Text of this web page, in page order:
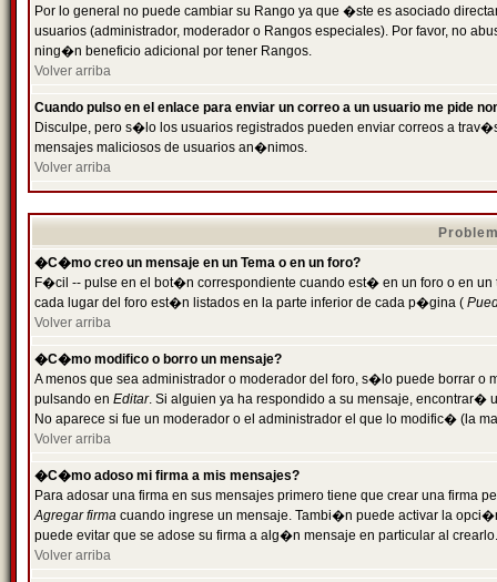
Por lo general no puede cambiar su Rango ya que �ste es asociado
usuarios (administrador, moderador o Rangos especiales). Por favor, no
ning�n beneficio adicional por tener Rangos.
Volver arriba
Cuando pulso en el enlace para enviar un correo a un usuario me pide
Disculpe, pero s�lo los usuarios registrados pueden enviar correos a
mensajes maliciosos de usuarios an�nimos.
Volver arriba
�C�mo creo un mensaje en un Tema o en un foro?
F�cil -- pulse en el bot�n correspondiente cuando est� en un foro o en
cada lugar del foro est�n listados en la parte inferior de cada p�gina (
Volver arriba
�C�mo modifico o borro un mensaje?
A menos que sea administrador o moderador del foro, s�lo puede borrar o
pulsando en Editar. Si alguien ya ha respondido a su mensaje, encontrar�
No aparece si fue un moderador o el administrador el que lo modific� (la
Volver arriba
�C�mo adoso mi firma a mis mensajes?
Para adosar una firma en sus mensajes primero tiene que crear una firma
Agregar firma cuando ingrese un mensaje. Tambi�n puede activar la
puede evitar que se adose su firma a alg�n mensaje en particular al crearlo.
Volver arriba